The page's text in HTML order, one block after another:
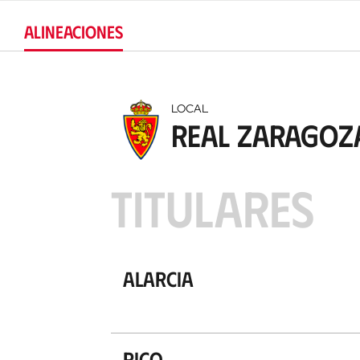
ALINEACIONES
LOCAL
Real
TITULARES
Alarcia